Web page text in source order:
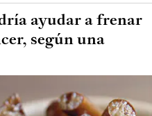
ayudar a frenar
según una